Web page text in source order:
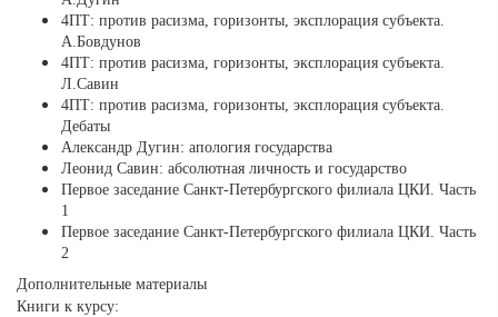
4ПТ: против расизма, горизонты, эксплорация субъекта.
А.Бовдунов
4ПТ: против расизма, горизонты, эксплорация субъекта.
Л.Савин
4ПТ: против расизма, горизонты, эксплорация субъекта.
Дебаты
Александр Дугин: апология государства
Леонид Савин: абсолютная личность и государство
Первое заседание Санкт-Петербургского филиала ЦКИ. Часть
1
Первое заседание Санкт-Петербургского филиала ЦКИ. Часть
2
Дополнительные материалы
Книги к курсу: